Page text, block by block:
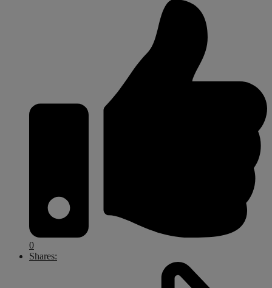
0
Shares: